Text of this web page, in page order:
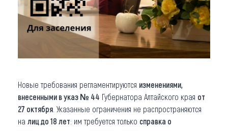
Новые требования регламентируются изменениями,
внесенными в указ № 44 Губернатора Алтайского края от
27 октября . Указанные ограничения не распространяются
на лиц до 18 лет: им требуется только справка о